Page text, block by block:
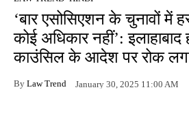
‘बार एसोसिएशन के चुनावों में
कोई अधिकार नहीं’: इलाहाबाद
काउंसिल के आदेश पर रोक
By Law Trend January 30, 2025 11:00 AM